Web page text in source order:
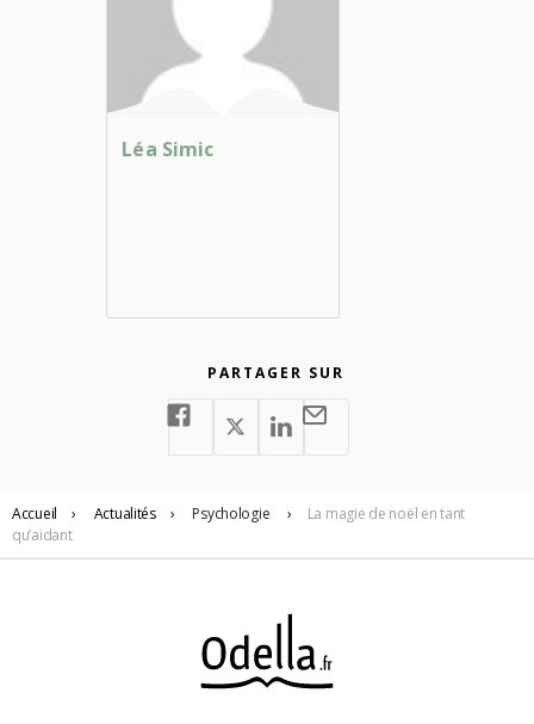
Léa Simic
PARTAGER SUR
Accueil › Actualités › Psychologie ›
La magie de noël en tant
qu’aidant